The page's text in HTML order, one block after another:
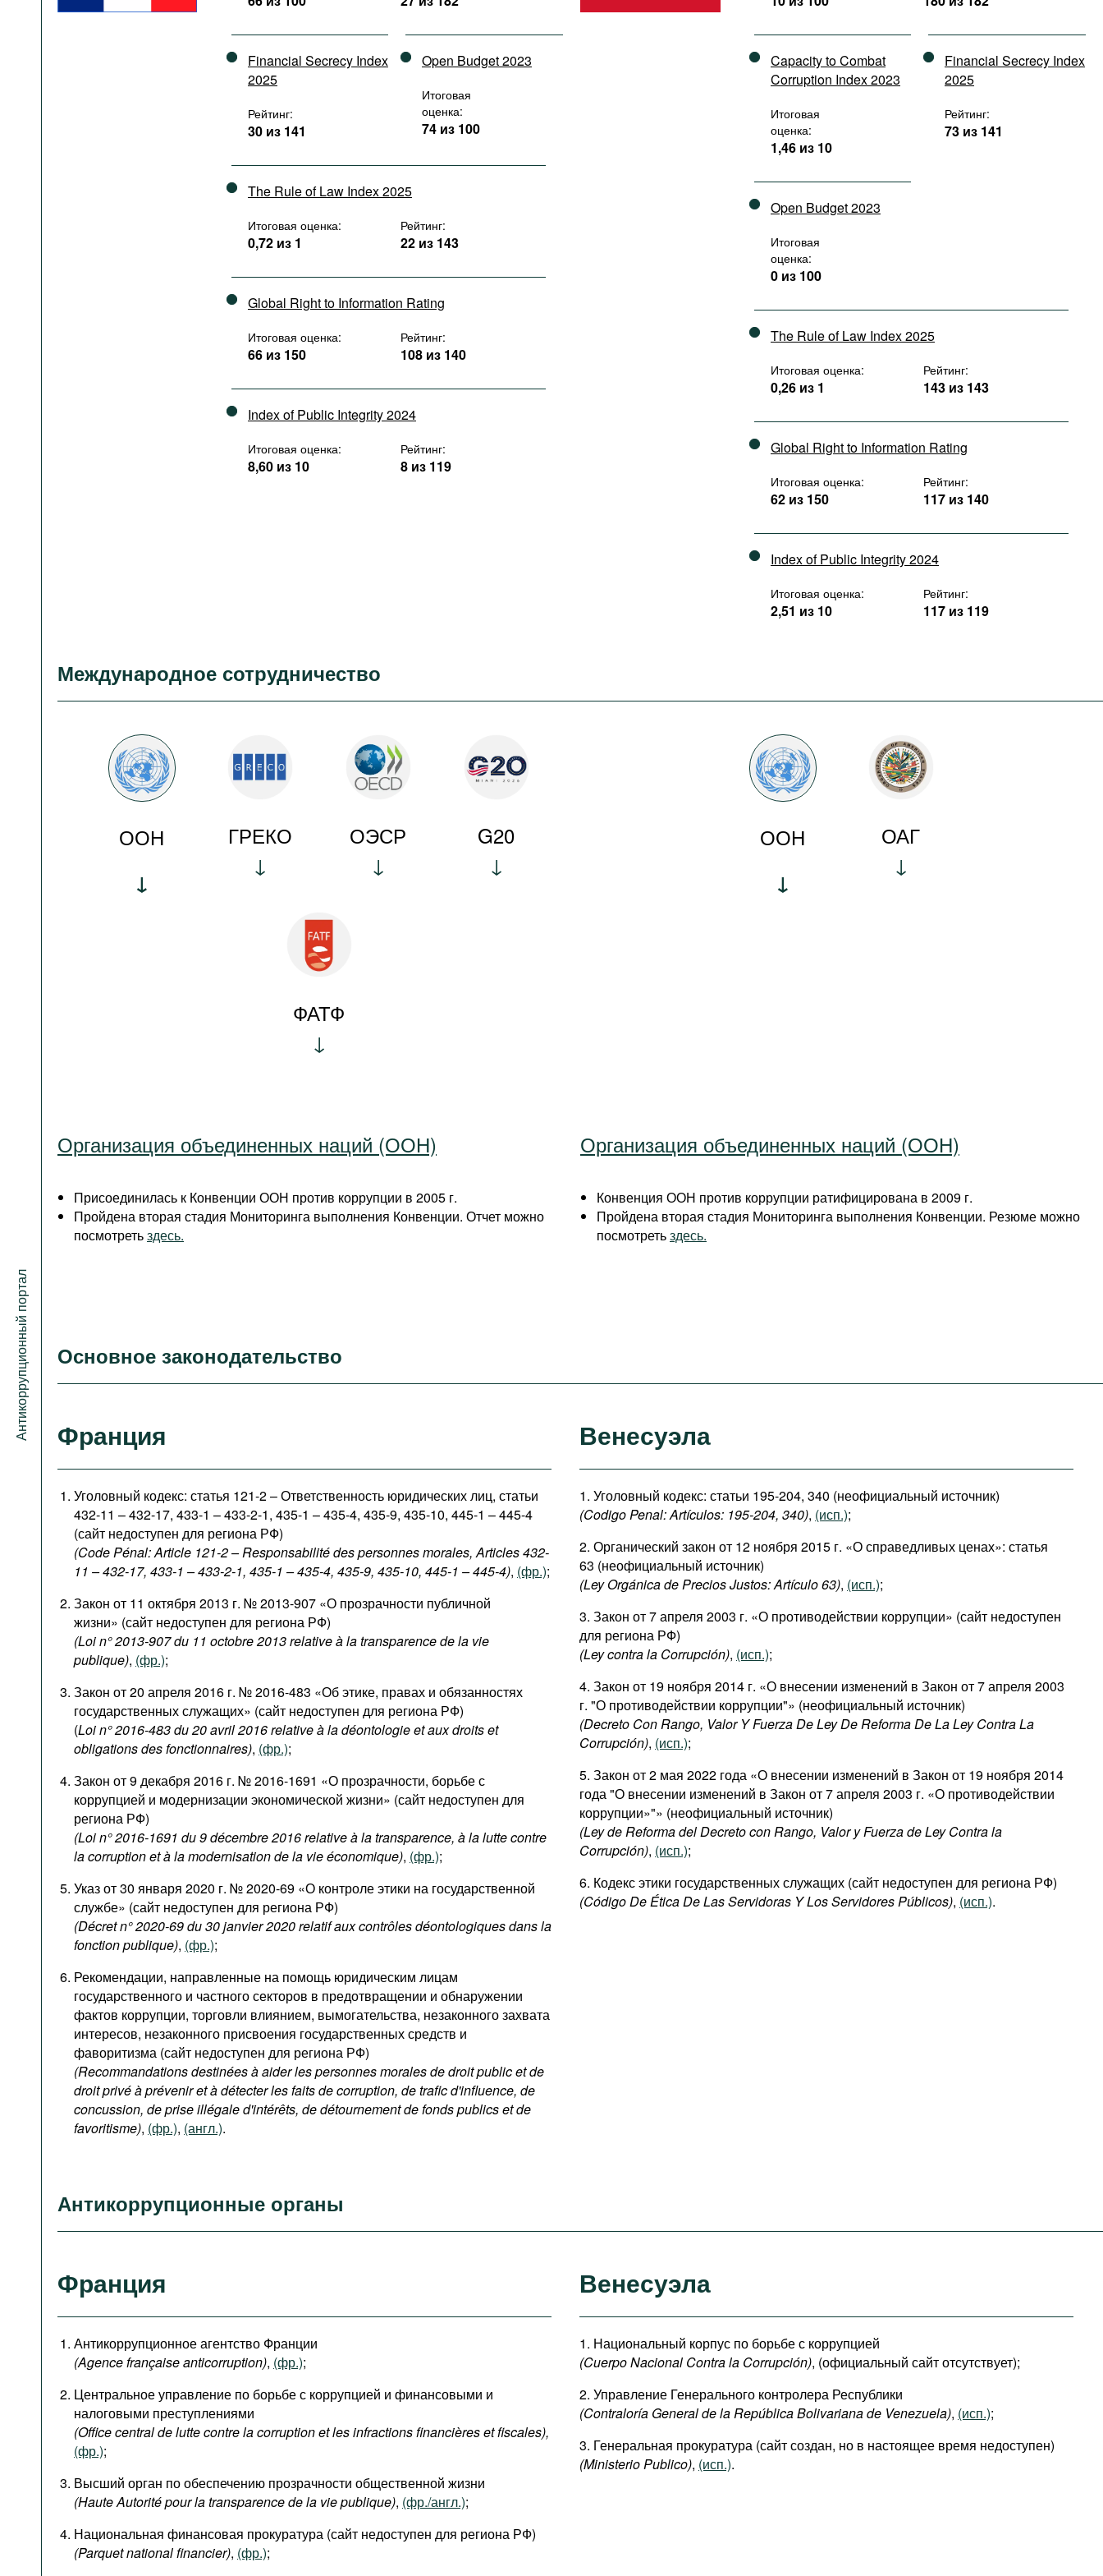
Антикоррупционный портал
Financial Secrecy Index
2025
Рейтинг:
30 из 141
Open Budget 2023
Итоговая
оценка:
74 из 100
The Rule of Law Index 2025
Итоговая оценка:
0,72 из 1
Рейтинг:
22 из 143
Global Right to Information Rating
Итоговая оценка:
66 из 150
Рейтинг:
108 из 140
Index of Public Integrity 2024
Итоговая оценка:
8,60 из 10
Рейтинг:
8 из 119
Capacity to Combat
Corruption Index 2023
Итоговая
оценка:
1,46 из 10
Financial Secrecy Index
2025
Рейтинг:
73 из 141
Open Budget 2023
Итоговая
оценка:
0 из 100
The Rule of Law Index 2025
Итоговая оценка:
0,26 из 1
Рейтинг:
143 из 143
Global Right to Information Rating
Итоговая оценка:
62 из 150
Рейтинг:
117 из 140
Index of Public Integrity 2024
Итоговая оценка:
2,51 из 10
Рейтинг:
117 из 119
Международное сотрудничество
ООН ГРЕКО ОЭСР G20
ФАТФ
ООН ОАГ
Организация объединенных наций (ООН)
Присоединилась к Конвенции ООН против коррупции в 2005 г.
Пройдена вторая стадия Мониторинга выполнения Конвенции. Отчет можно
посмотретьздесь.
Организация объединенных наций (ООН)
Конвенция ООН против коррупции ратифицирована в 2009 г.
Пройдена вторая стадия Мониторинга выполнения Конвенции. Резюме можно
посмотретьздесь.
Основное законодательство
Франция
Уголовный кодекс: статья 121-2 – Ответственность юридических лиц, статьи
432-11 – 432-17, 433-1 – 433-2-1, 435-1 – 435-4, 435-9, 435-10, 445-1 – 445-4
(сайт недоступен для региона РФ)
(Code Pénal: Article 121-2 – Responsabilité des personnes morales, Articles 432-
11 – 432-17, 433-1 – 433-2-1, 435-1 – 435-4, 435-9, 435-10, 445-1 – 445-4), (фр.);
Закон от 11 октября 2013 г. № 2013-907 «О прозрачности публичной
жизни» (сайт недоступен для региона РФ)
(Loi n° 2013-907 du 11 octobre 2013 relative à la transparence de la vie
publique), (фр.);
Закон от 20 апреля 2016 г. № 2016-483 «Об этике, правах и обязанностях
государственных служащих» (сайт недоступен для региона РФ)
(Loi n° 2016-483 du 20 avril 2016 relative à la déontologie et aux droits et
obligations des fonctionnaires), (фр.);
Закон от 9 декабря 2016 г. № 2016-1691 «О прозрачности, борьбе с
коррупцией и модернизации экономической жизни» (сайт недоступен для
региона РФ)
(Loi n° 2016-1691 du 9 décembre 2016 relative à la transparence, à la lutte contre
la corruption et à la modernisation de la vie économique), (фр.);
Указ от 30 января 2020 г. № 2020-69 «О контроле этики на государственной
службе» (сайт недоступен для региона РФ)
(Décret n° 2020-69 du 30 janvier 2020 relatif aux contrôles déontologiques dans la
fonction publique), (фр.);
Рекомендации, направленные на помощь юридическим лицам
государственного и частного секторов в предотвращении и обнаружении
фактов коррупции, торговли влиянием, вымогательства, незаконного захвата
интересов, незаконного присвоения государственных средств и
фаворитизма (сайт недоступен для региона РФ)
(Recommandations destinées à aider les personnes morales de droit public et de
droit privé à prévenir et à détecter les faits de corruption, de trafic d'influence, de
concussion, de prise illégale d'intérêts, de détournement de fonds publics et de
favoritisme), (фр.), (англ.).
Венесуэла
1. Уголовный кодекс: статьи 195-204, 340 (неофициальный источник)
(Codigo Penal: Artículos: 195-204, 340), (исп.);
2. Органический закон от 12 ноября 2015 г. «О справедливых ценах»: статья
63 (неофициальный источник)
(Ley Orgánica de Precios Justos: Artículo 63), (исп.);
3. Закон от 7 апреля 2003 г. «О противодействии коррупции» (сайт недоступен
для региона РФ)
(Ley contra la Corrupción), (исп.);
4. Закон от 19 ноября 2014 г. «О внесении изменений в Закон от 7 апреля 2003
г. "О противодействии коррупции"» (неофициальный источник)
(Decreto Con Rango, Valor Y Fuerza De Ley De Reforma De La Ley Contra La
Corrupción), (исп.);
5. Закон от 2 мая 2022 года «О внесении изменений в Закон от 19 ноября 2014
года "О внесении изменений в Закон от 7 апреля 2003 г. «О противодействии
коррупции»"» (неофициальный источник)
(Ley de Reforma del Decreto con Rango, Valor y Fuerza de Ley Contra la
Corrupción), (исп.);
6. Кодекс этики государственных служащих (сайт недоступен для региона РФ)
(Código De Ética De Las Servidoras Y Los Servidores Públicos), (исп.).
Антикоррупционные органы
Франция
Антикоррупционное агентство Франции
(Agence française anticorruption), (фр.);
Центральное управление по борьбе с коррупцией и финансовыми и
налоговыми преступлениями
(Office central de lutte contre la corruption et les infractions financières et fiscales),
(фр.);
Высший орган по обеспечению прозрачности общественной жизни
(Haute Autorité pour la transparence de la vie publique), (фр./англ.);
Национальная финансовая прокуратура (сайт недоступен для региона РФ)
(Parquet national financier), (фр.);
Венесуэла
1. Национальный корпус по борьбе с коррупцией
(Cuerpo Nacional Contra la Corrupción), (официальный сайт отсутствует);
2. Управление Генерального контролера Республики
(Contraloría General de la República Bolivariana de Venezuela), (исп.);
3. Генеральная прокуратура (сайт создан, но в настоящее время недоступен)
(Ministerio Publico), (исп.).